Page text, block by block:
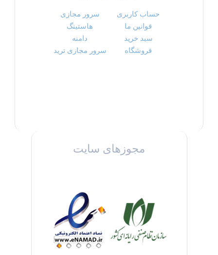
حساب کاربری
قوانین ما
سبد خرید
فروشگاه
سرور مجازی
هاستینگ
دامنه
سرور مجازی ترید
مجوزهای سایت